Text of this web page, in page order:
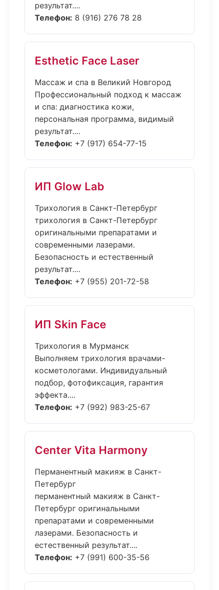
результат....
Телефон: 8 (916) 276 78 28
Esthetic Face Laser
Массаж и спа в Великий Новгород
Профессиональный подход к массаж
и спа: диагностика кожи,
персональная программа, видимый
результат....
Телефон: +7 (917) 654-77-15
ИП Glow Lab
Трихология в Санкт-Петербург
трихология в Санкт-Петербург
оригинальными препаратами и
современными лазерами.
Безопасность и естественный
результат....
Телефон: +7 (955) 201-72-58
ИП Skin Face
Трихология в Мурманск
Выполняем трихология врачами-
косметологами. Индивидуальный
подбор, фотофиксация, гарантия
эффекта....
Телефон: +7 (992) 983-25-67
Center Vita Harmony
Перманентный макияж в Санкт-
Петербург
перманентный макияж в Санкт-
Петербург оригинальными
препаратами и современными
лазерами. Безопасность и
естественный результат....
Телефон: +7 (991) 600-35-56